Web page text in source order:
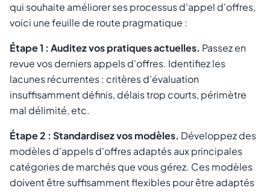
qui souhaite améliorer ses processus d'appel d'offres,
voici une feuille de route pragmatique :
Étape 1 : Auditez vos pratiques actuelles. Passez en
revue vos derniers appels d'offres. Identifiez les
lacunes récurrentes : critères d'évaluation
insuffisamment définis, délais trop courts, périmètre
mal délimité, etc.
Étape 2 : Standardisez vos modèles. Développez des
modèles d'appels d'offres adaptés aux principales
catégories de marchés que vous gérez. Ces modèles
doivent être suffisamment flexibles pour être adaptés